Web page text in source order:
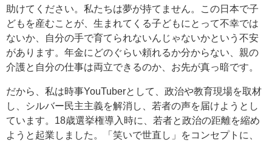
助けてください。私たちは夢が持てません。この日本で子
どもを産むことが、生まれてくる子どもにとって不幸では
ないか、自分の手で育てられないんじゃないかという不安
があります。年金にどのぐらい頼れるか分からない、親の
介護と自分の仕事は両立できるのか、お先が真っ暗です。
だから、私は時事YouTuberとして、政治や教育現場を取材
し、シルバー民主主義を解消し、若者の声を届けようとし
ています。18歳選挙権導入時に、若者と政治の距離を縮め
ようと起業しました。「笑いで世直し」をコンセプトに、